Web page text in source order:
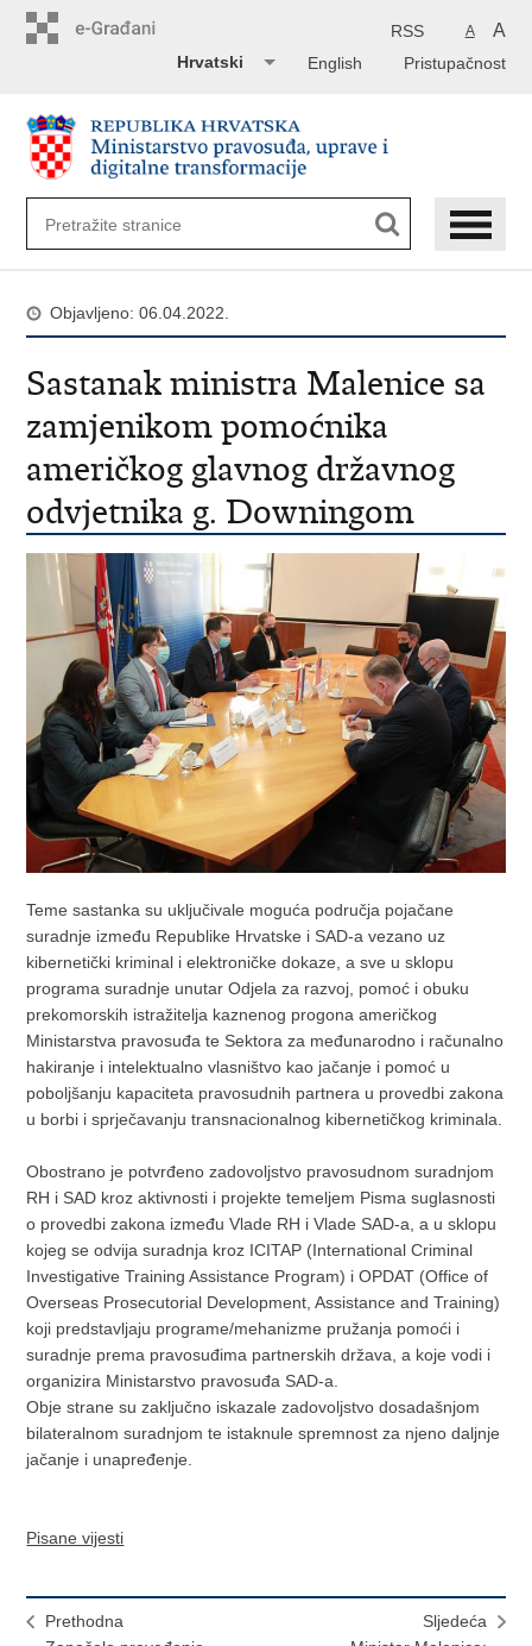
A A
RSS
Pristupačnost
English
Hrvatski
Objavljeno: 06.04.2022.
Sastanak ministra Malenice sa
zamjenikom pomoćnika
američkog glavnog državnog
odvjetnika g. Downingom
Teme sastanka su uključivale moguća područja pojačane
suradnje između Republike Hrvatske i SAD-a vezano uz
kibernetički kriminal i elektroničke dokaze, a sve u sklopu
programa suradnje unutar Odjela za razvoj, pomoć i obuku
prekomorskih istražitelja kaznenog progona američkog
Ministarstva pravosuđa te Sektora za međunarodno i računalno
hakiranje i intelektualno vlasništvo kao jačanje i pomoć u
poboljšanju kapaciteta pravosudnih partnera u provedbi zakona
u borbi i sprječavanju transnacionalnog kibernetičkog kriminala.
Obostrano je potvrđeno zadovoljstvo pravosudnom suradnjom
RH i SAD kroz aktivnosti i projekte temeljem Pisma suglasnosti
o provedbi zakona između Vlade RH i Vlade SAD-a, a u sklopu
kojeg se odvija suradnja kroz ICITAP (International Criminal
Investigative Training Assistance Program) i OPDAT (Office of
Overseas Prosecutorial Development, Assistance and Training)
koji predstavljaju programe/mehanizme pružanja pomoći i
suradnje prema pravosuđima partnerskih država, a koje vodi i
organizira Ministarstvo pravosuđa SAD-a.
Obje strane su zaključno iskazale zadovoljstvo dosadašnjom
bilateralnom suradnjom te istaknule spremnost za njeno daljnje
jačanje i unapređenje.
Pisane vijesti
Prethodna
Sljedeća